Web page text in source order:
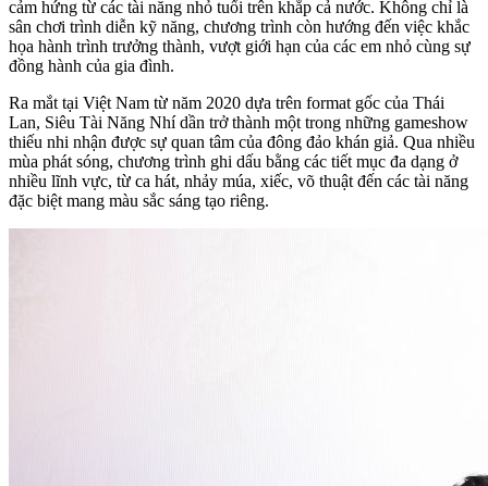
cảm hứng từ các tài năng nhỏ tuổi trên khắp cả nước. Không chỉ là
sân chơi trình diễn kỹ năng, chương trình còn hướng đến việc khắc
họa hành trình trưởng thành, vượt giới hạn của các em nhỏ cùng sự
đồng hành của gia đình.
Ra mắt tại Việt Nam từ năm 2020 dựa trên format gốc của Thái
Lan, Siêu Tài Năng Nhí dần trở thành một trong những gameshow
thiếu nhi nhận được sự quan tâm của đông đảo khán giả. Qua nhiều
mùa phát sóng, chương trình ghi dấu bằng các tiết mục đa dạng ở
nhiều lĩnh vực, từ ca hát, nhảy múa, xiếc, võ thuật đến các tài năng
đặc biệt mang màu sắc sáng tạo riêng.